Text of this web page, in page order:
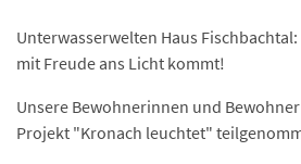
Unterwasserwelten Haus
mit Freude ans Licht kommt!
Unsere Bewohnerinnen und
Projekt "Kronach leuchtet"